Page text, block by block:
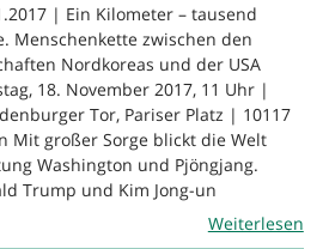
| Ein Kilometer – tausend
Menschenkette zwischen den
Nordkoreas und der USA
18. November 2017, 11 Uhr |
Tor, Pariser Platz | 10117
Mit großer Sorge blickt die Welt
Washington und Pjöngjang.
Trump und Kim Jong-un
Weiterlesen